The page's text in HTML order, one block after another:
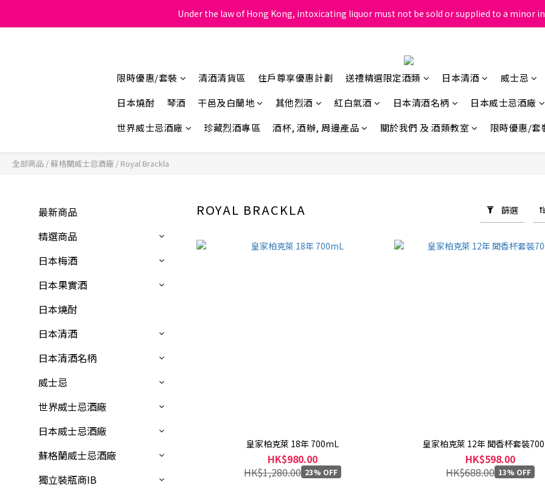
根據香港法律，不得在業務過程中，向未成年人售賣或供應令人醺醉的酒
Under the law of Hong Kong, intoxicating liquor must not be sold or supplied to a minor
限時優惠/套裝 清酒清貨區 住戶尊享優惠計劃 送禮精選限定酒類 日本清酒
威士忌
日本燒酎
琴酒 干邑及白蘭地 其他烈酒 紅白氣酒 日本清酒名柄
日本威士忌酒廠
世界威士忌酒廠
珍藏烈酒專區 酒杯, 酒辦, 周邊產品 關於我們 及 酒類教室 限時優惠/套
全部商品 /蘇格蘭威士忌酒廠 / Royal Brackla
最新商品
精選商品
日本梅酒
日本果實酒
日本燒酎
日本清酒
日本清酒名柄
威士忌
世界威士忌酒廠
日本威士忌酒廠
蘇格蘭威士忌酒廠
獨立裝瓶商IB
ROYAL BRACKLA 篩選
皇家柏克萊 18年 700mL
HK$980.00
HK$1,280.00 23% OFF
皇家柏克萊 12年 聞香杯套裝
HK$598.00
HK$688.00 13% OFF